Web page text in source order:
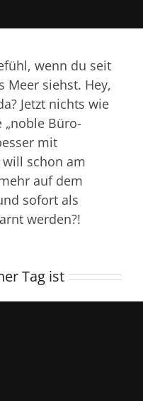
wenn du seit
Meer siehst. Hey,
Jetzt nichts wie
Büro-
mit
schon am
auf dem
sofort als
werden?!
Tag ist